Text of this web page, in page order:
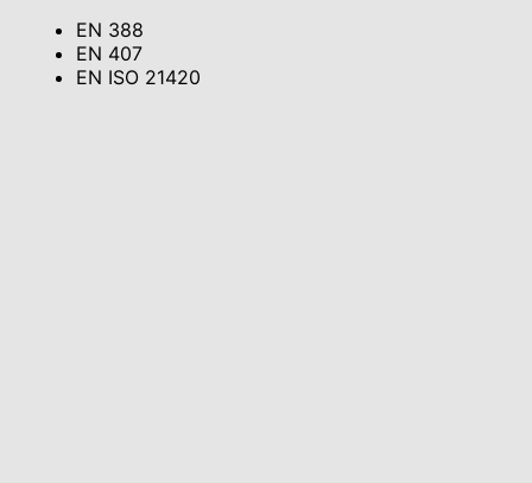
EN 388
EN 407
EN ISO 21420